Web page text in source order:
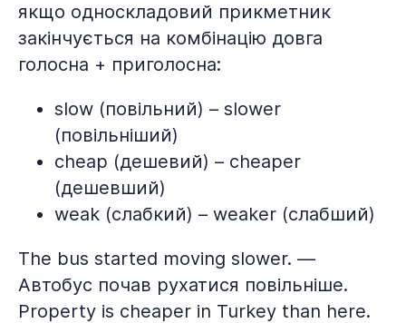
якщо односкладовий прикметник
закінчується на комбінацію довга
голосна + приголосна:
slow (повільний) – slower
(повільніший)
cheap (дешевий) – cheaper
(дешевший)
weak (слабкий) – weaker (слабший)
The bus started moving slower. —
Автобус почав рухатися повільніше.
Property is cheaper in Turkey than here.